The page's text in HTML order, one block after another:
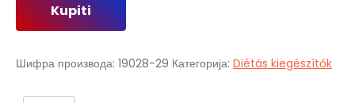
је
била:
000,00 рсд.
Kupiti
Шифра производа: 19028-29 Категорија: Diétás kiegészítők